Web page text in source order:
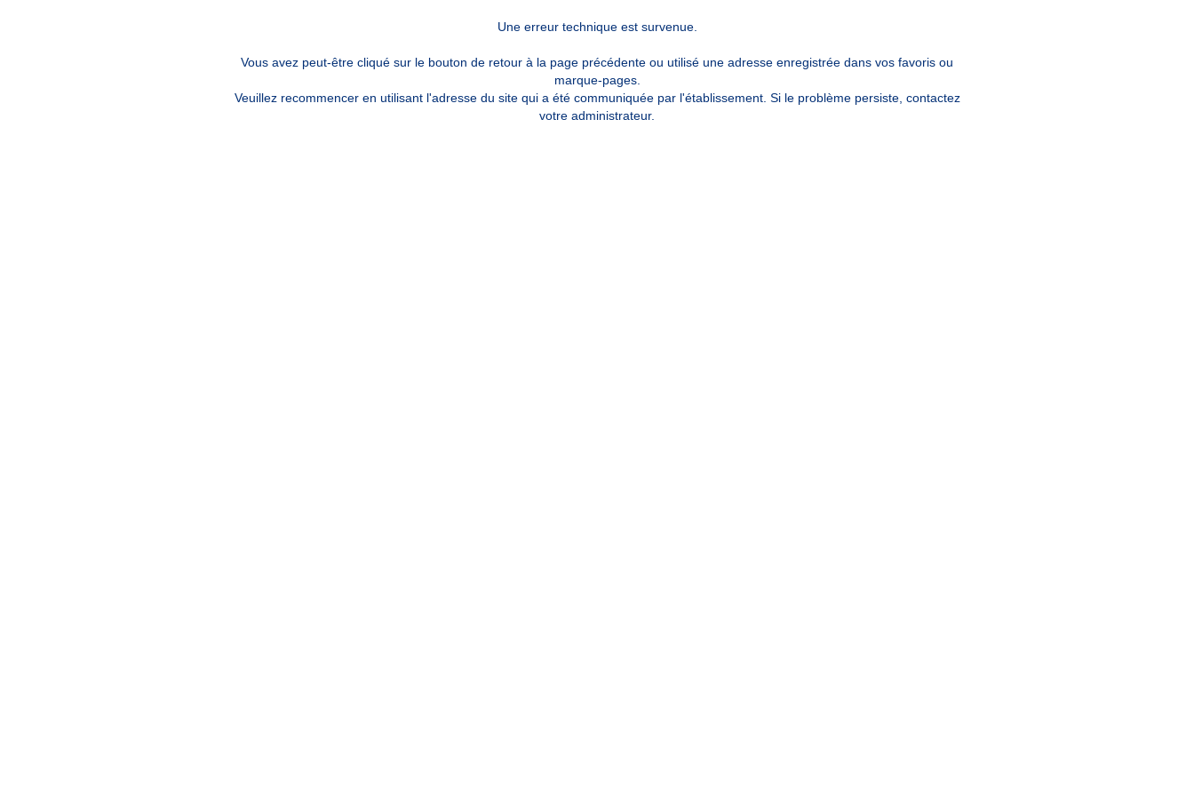
Une erreur technique est survenue.
Vous avez peut-être cliqué sur le bouton de retour à la page précédente ou utilisé une adresse enregistrée dans vos favoris ou
marque-pages.
Veuillez recommencer en utilisant l'adresse du site qui a été communiquée par l'établissement. Si le problème persiste, contactez
votre administrateur.